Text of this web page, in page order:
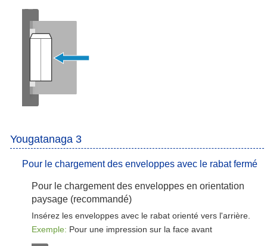
Yougatanaga 3
Pour le chargement des enveloppes avec le rabat fermé
Pour le chargement des enveloppes en orientation
paysage (recommandé)
Insérez les enveloppes avec le rabat orienté vers l'arrière.
Exemple: Pour une impression sur la face avant